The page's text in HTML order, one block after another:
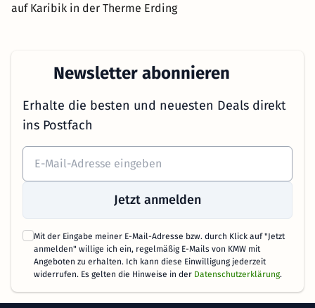
auf Karibik in der Therme Erding
Newsletter abonnieren
Erhalte die besten und neuesten Deals direkt
ins Postfach
Jetzt anmelden
Mit der Eingabe meiner E-Mail-Adresse bzw. durch Klick auf "Jetzt
anmelden" willige ich ein, regelmäßig E-Mails von KMW mit
Angeboten zu erhalten. Ich kann diese Einwilligung jederzeit
widerrufen. Es gelten die Hinweise in der Datenschutzerklärung.